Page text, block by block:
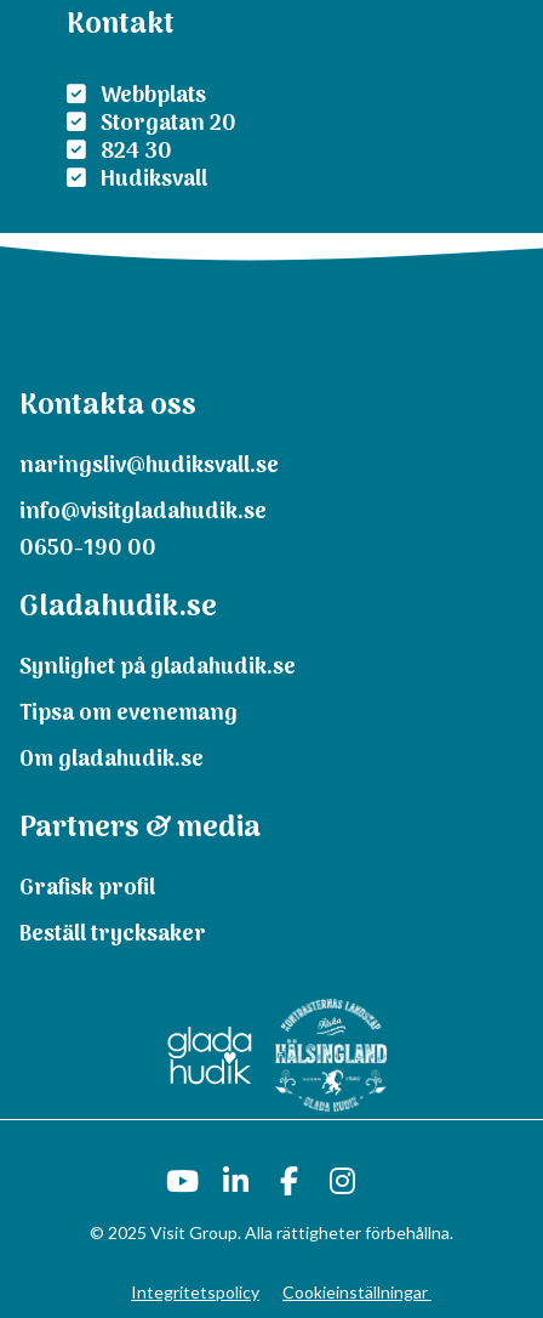
Kontakt
Webbplats
Storgatan 20
824 30
Hudiksvall
Kontakta oss
naringsliv@hudiksvall.se
info@visitgladahudik.se
0650-190 00
Gladahudik.se
Synlighet på gladahudik.se
Tipsa om evenemang
Om gladahudik.se
Partners & media
Grafisk profil
Beställ trycksaker
© 2025 Visit Group. Alla rättigheter förbehållna.
Integritetspolicy Cookieinställningar